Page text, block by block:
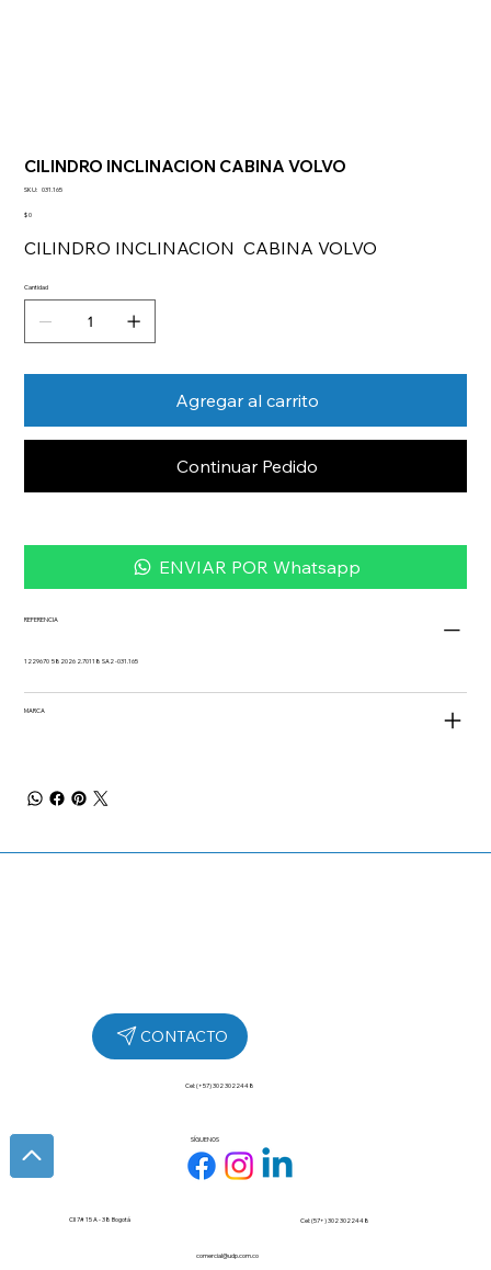
CILINDRO INCLINACION CABINA VOLVO
SKU: SKU
031.165
Precio
$ 0
CILINDRO INCLINACION CABINA VOLVO
Cantidad
Agregar al carrito
Continuar Pedido
ENVIAR POR Whatsapp
REFERENCIA
1229670 582026 2.70118 SA2 -031.165
MARCA
SÍGUENOS
Cel: (+57) 302 3022448
Cll 7# 15 A - 38 Bogotá Cel: (57+) 302 3022448
comercial@udp.com.co